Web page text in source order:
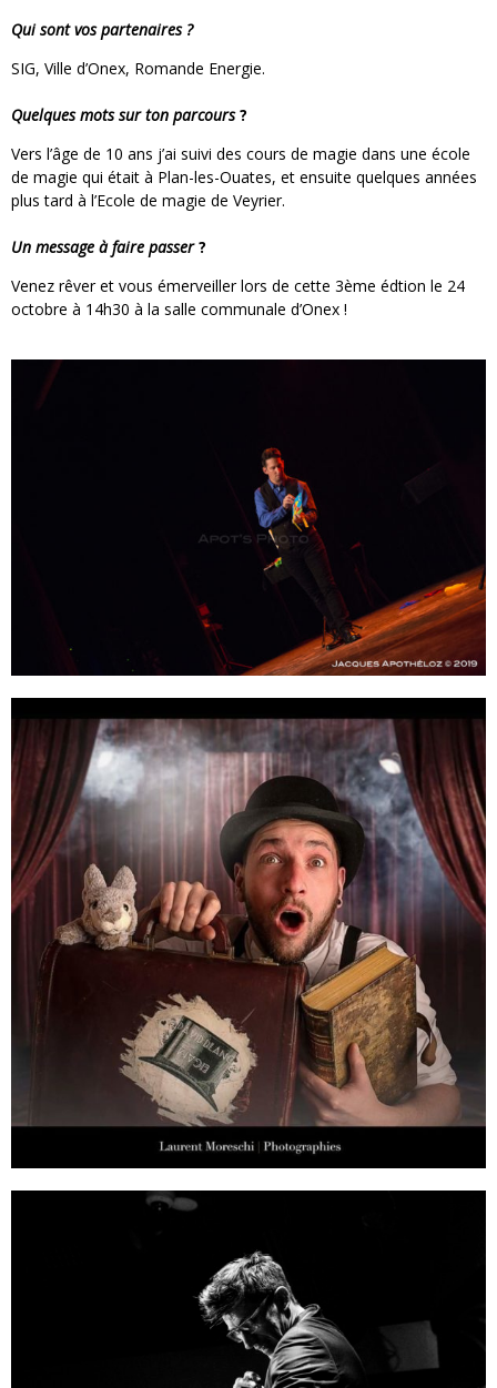
Qui sont vos partenaires ?
SIG, Ville d’Onex, Romande Energie.
Quelques mots sur ton parcours?
Vers l’âge de 10 ans j’ai suivi des cours de magie dans une école
de magie qui était à Plan-les-Ouates, et ensuite quelques années
plus tard à l’Ecole de magie de Veyrier.
Un message à faire passer?
Venez rêver et vous émerveiller lors de cette 3ème édtion le 24
octobre à 14h30 à la salle communale d’Onex !